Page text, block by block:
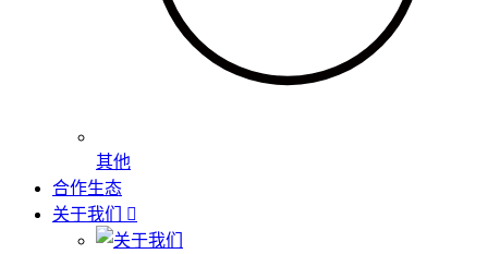
其他
合作生态
关于我们